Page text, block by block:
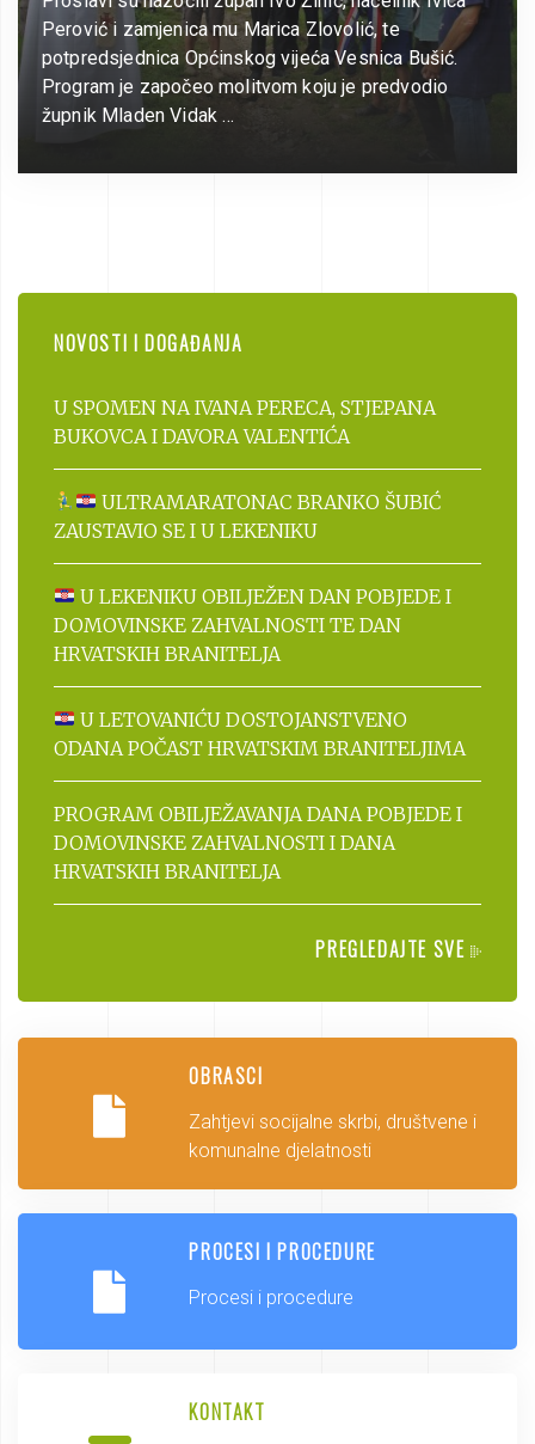
Perović i zamjenica mu Marica Zlovolić, te
potpredsjednica Općinskog vijeća Vesnica Bušić.
Program je započeo molitvom koju je predvodio
župnik Mladen Vidak …
NOVOSTI I DOGAĐANJA
U SPOMEN NA IVANA PERECA, STJEPANA
BUKOVCA I DAVORA VALENTIĆA
ULTRAMARATONAC BRANKO ŠUBIĆ
ZAUSTAVIO SE I U LEKENIKU
U LEKENIKU OBILJEŽEN DAN POBJEDE I
DOMOVINSKE ZAHVALNOSTI TE DAN
HRVATSKIH BRANITELJA
U LETOVANIĆU DOSTOJANSTVENO
ODANA POČAST HRVATSKIM BRANITELJIMA
PROGRAM OBILJEŽAVANJA DANA POBJEDE I
DOMOVINSKE ZAHVALNOSTI I DANA
HRVATSKIH BRANITELJA
PREGLEDAJTE SVE
OBRASCI
Zahtjevi socijalne skrbi, društvene i
komunalne djelatnosti
PROCESI I PROCEDURE
Procesi i procedure
KONTAKT